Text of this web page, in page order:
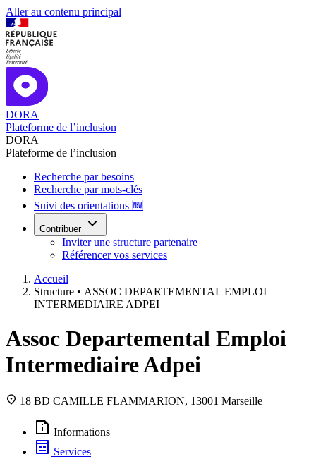
Aller au contenu principal
DORA
Plateforme de l’inclusion
DORA
Plateforme de l’inclusion
Recherche par besoins
Recherche par mots-clés
Suivi des orientations 🆕
Contribuer
Inviter une structure partenaire
Référencer vos services
Accueil
Structure • ASSOC DEPARTEMENTAL EMPLOI
INTERMEDIAIRE ADPEI
Assoc Departemental Emploi
Intermediaire Adpei
18 BD CAMILLE FLAMMARION, 13001 Marseille
Informations
Services